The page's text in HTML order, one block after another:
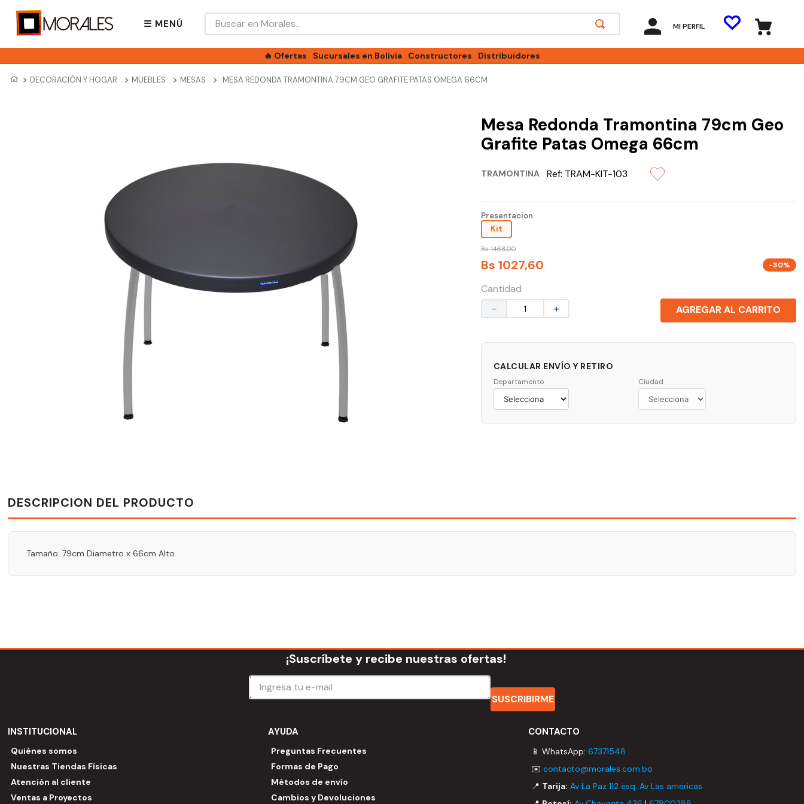
☰ MENÚ
Buscar en Morales...
MI PERFIL
🔥 Ofertas Sucursales en Bolivia Constructores Distribuidores
DECORACIÓN Y HOGAR MUEBLES MESAS MESA REDONDA TRAMONTINA 79CM GEO GRAFITE PATAS OMEGA 66CM
Mesa Redonda Tramontina 79cm Geo
Grafite Patas Omega 66cm
TRAMONTINA Ref: TRAM-KIT-103
Presentacion
Kit
Bs 1468,00
Bs 1027,60 -30%
Cantidad
＋
－ AGREGAR AL CARRITO
CALCULAR ENVÍO Y RETIRO
Departamento Ciudad
DESCRIPCION DEL PRODUCTO
Tamaño: 79cm Diametro x 66cm Alto
¡Suscríbete y recibe nuestras ofertas!
SUSCRIBIRME
INSTITUCIONAL
Quiénes somos
Nuestras Tiendas Físicas
Atención al cliente
Ventas a Proyectos
AYUDA
Preguntas Frecuentes
Formas de Pago
Métodos de envío
Cambios y Devoluciones
CONTACTO
📱 WhatsApp: 67371548
✉️ contacto@morales.com.bo
📍 Tarija: Av La Paz 112 esq. Av Las americas